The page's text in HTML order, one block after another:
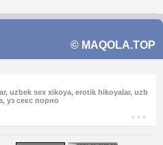
© MAQOLA.TOP
uzbek sex xikoya, erotik hikoyalar, uzb
уз секс порно